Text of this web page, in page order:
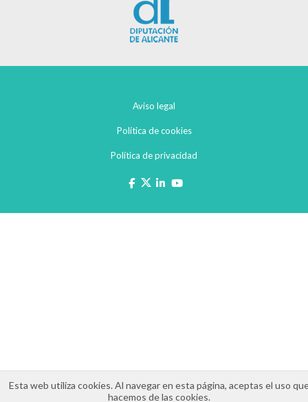
Aviso legal
Política de cookies
Política de privacidad
Esta web utiliza cookies. Al navegar en esta página, aceptas el uso
hacemos de las cookies.